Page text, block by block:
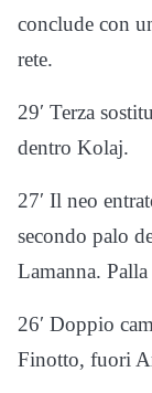
conclude con
rete.
29′ Terza
dentro Kolaj.
27′ Il neo
secondo palo
Lamanna.
26′ Doppio
Finotto, fuori